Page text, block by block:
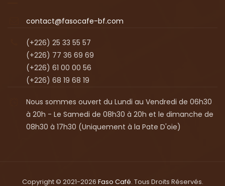
contact@fasocafe-bf.com
(+226) 25 33 55 57
(+226) 77 36 69 69
(+226) 61 00 00 56
(+226) 68 19 68 19
Nous sommes ouvert du Lundi au Vendredi de 06h30
à 20h - Le Samedi de 08h30 à 20h et le dimanche de
08h30 à 17h30 (Uniquement à la Pate D'oie)
Copyright © 2021-2026 Faso Café. Tous Droits Réservés.